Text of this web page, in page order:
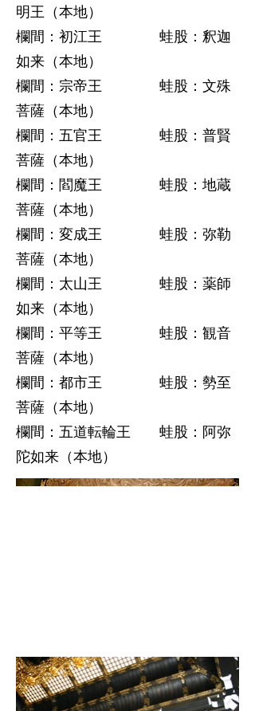
明王（本地）
欄間：初江王 蛙股：釈迦
如来（本地）
欄間：宗帝王 蛙股：文殊
菩薩（本地）
欄間：五官王 蛙股：普賢
菩薩（本地）
欄間：閻魔王 蛙股：地蔵
菩薩（本地）
欄間：変成王 蛙股：弥勒
菩薩（本地）
欄間：太山王 蛙股：薬師
如来（本地）
欄間：平等王 蛙股：観音
菩薩（本地）
欄間：都市王 蛙股：勢至
菩薩（本地）
欄間：五道転輪王 蛙股：阿弥
陀如来（本地）